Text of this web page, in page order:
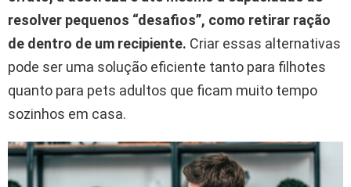
resolver pequenos “desafios”, como retirar ração
de dentro de um recipiente. Criar essas alternativas
pode ser uma solução eficiente tanto para filhotes
quanto para pets adultos que ficam muito tempo
sozinhos em casa.